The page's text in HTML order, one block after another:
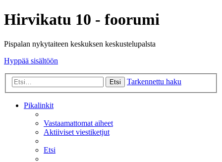
Hirvikatu 10 - foorumi
Pispalan nykytaiteen keskuksen keskustelupalsta
Hyppää sisältöön
Etsi Tarkennettu haku
Pikalinkit
Vastaamattomat aiheet
Aktiiviset viestiketjut
Etsi